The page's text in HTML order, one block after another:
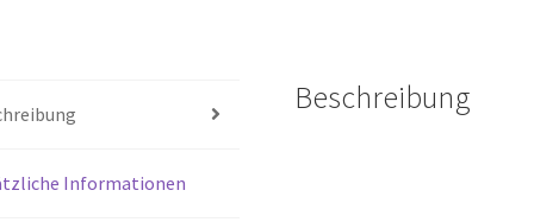
Informationen
Beschreibung